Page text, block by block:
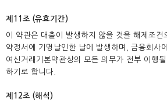
제11조 (유효기간)
이 약관은 대출이 발생하지 않을 것을 해제조건
약정서에 기명날인한 날에 발생하며, 금융회사
여신거래기본약관상의 모든 의무가 전부 이행
하기로 합니다.
제12조 (해석)